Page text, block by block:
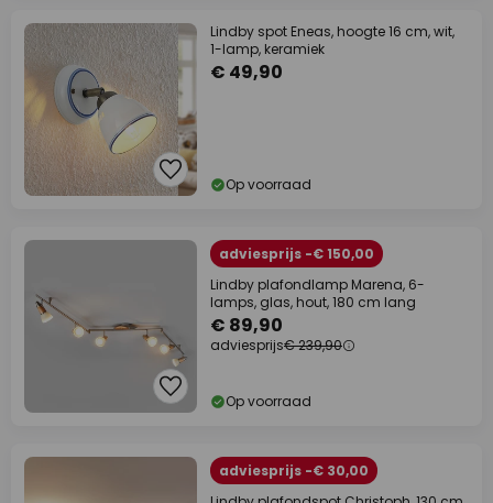
Lindby spot Eneas, hoogte 16 cm, wit,
1-lamp, keramiek
€ 49,90
Op voorraad
adviesprijs -€ 150,00
Lindby plafondlamp Marena, 6-
lamps, glas, hout, 180 cm lang
€ 89,90
adviesprijs€ 239,90
Op voorraad
adviesprijs -€ 30,00